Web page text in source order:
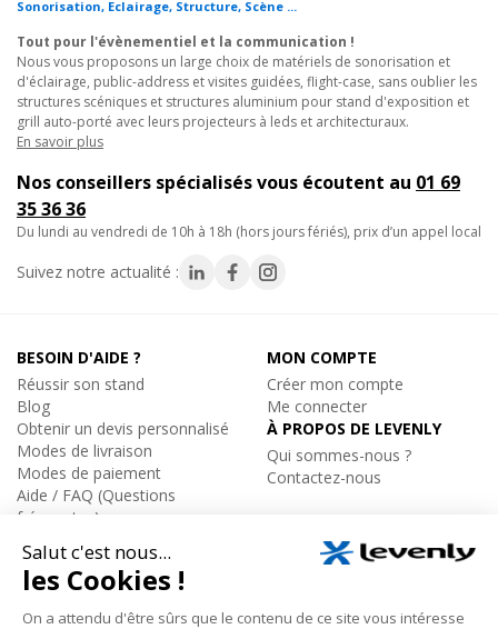
Sonorisation, Eclairage, Structure, Scène ...
Tout pour l'évènementiel et la communication !
Nous vous proposons un large choix de matériels de sonorisation et
d'éclairage, public-address et visites guidées, flight-case, sans oublier les
structures scéniques et structures aluminium pour stand d'exposition et
grill auto-porté avec leurs projecteurs à leds et architecturaux.
En savoir plus
Nos conseillers spécialisés vous écoutent au 01 69
35 36 36
du lundi au vendredi de 10h à 18h (hors jours fériés), prix d’un appel local
Suivez notre actualité :
BESOIN D'AIDE ?
Réussir son stand
Blog
Obtenir un devis personnalisé
Modes de livraison
Modes de paiement
Aide / FAQ (Questions
fréquentes)
Catalogue par marques
Installation Sonorisation et
Eclairage
MON COMPTE
Créer mon compte
Me connecter
À PROPOS DE LEVENLY
Qui sommes-nous ?
Contactez-nous